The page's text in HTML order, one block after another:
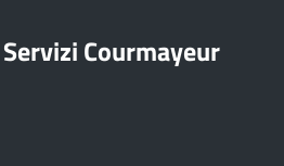
Courmayeur